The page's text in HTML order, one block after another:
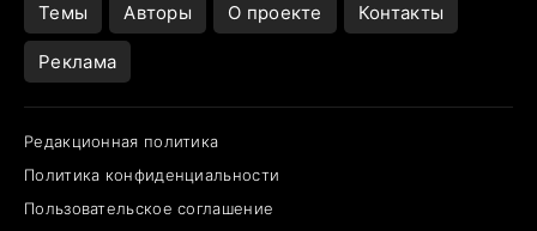
Темы Авторы О проекте Контакты
Реклама
Редакционная политика
Политика конфиденциальности
Пользовательское соглашение